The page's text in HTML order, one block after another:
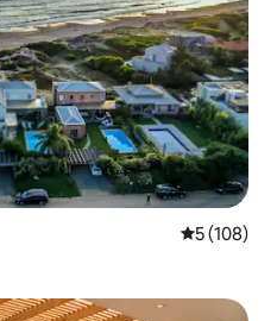
Meánrátáil
5 (108)